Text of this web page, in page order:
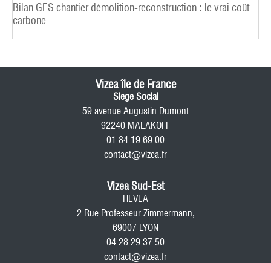
Bilan GES chantier démolition-reconstruction : le vrai coût
carbone
Vizea île de France
Siege Social
59 avenue Augustin Dumont
92240 MALAKOFF
01 84 19 69 00
contact@vizea.fr
Vizea Sud-Est
HEVEA
2 Rue Professeur Zimmermann,
69007 LYON
04 28 29 37 50
contact@vizea.fr